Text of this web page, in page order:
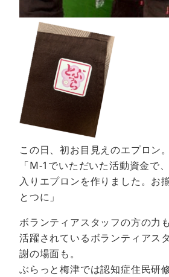
この日、初お目見えのエプロン。
「M-1でいただいた活動資金で
入りエプロンを作りました。お
とつに」
ボランティアスタッフの方の力
活躍されているボランティアス
謝の場面も。
ぶらっと梅津では認知症住民研